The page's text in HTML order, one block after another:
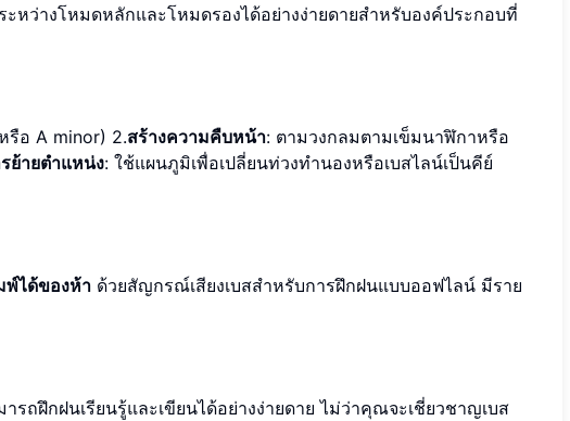
ะหว่างโหมดหลักและโหมดรองได้อย่างง่ายดายสําหรับองค์ประกอบที่
รือ A minor) 2.สร้างความคืบหน้า: ตามวงกลมตามเข็มนาฬิกาหรือ
ย้ายตําแหน่ง: ใช้แผนภูมิเพื่อเปลี่ยนท่วงทํานองหรือเบสไลน์เป็นคีย์
ได้ของห้า ด้วยสัญกรณ์เสียงเบสสําหรับการฝึกฝนแบบออฟไลน์ มีราย
รถฝึกฝนเรียนรู้และเขียนได้อย่างง่ายดาย ไม่ว่าคุณจะเชี่ยวชาญเบส